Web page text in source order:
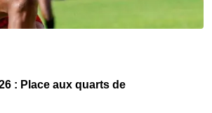
: Place aux quarts de